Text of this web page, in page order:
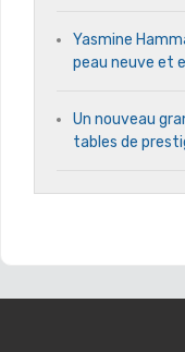
Yasmine
peau neuve et
Un nouveau
tables de